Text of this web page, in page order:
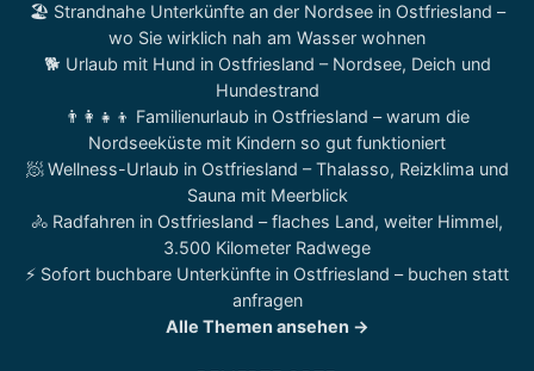
🏖️ Strandnahe Unterkünfte an der Nordsee in Ostfriesland –
wo Sie wirklich nah am Wasser wohnen
🐕 Urlaub mit Hund in Ostfriesland – Nordsee, Deich und
Hundestrand
👨‍👩‍👧‍👦 Familienurlaub in Ostfriesland – warum die
Nordseeküste mit Kindern so gut funktioniert
🧖 Wellness-Urlaub in Ostfriesland – Thalasso, Reizklima und
Sauna mit Meerblick
🚴 Radfahren in Ostfriesland – flaches Land, weiter Himmel,
3.500 Kilometer Radwege
⚡ Sofort buchbare Unterkünfte in Ostfriesland – buchen statt
anfragen
Alle Themen ansehen →